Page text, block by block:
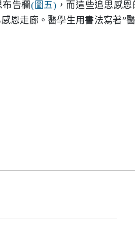
布告欄(圖五) ，而這些追思感
恩走廊。醫學生用書法寫著”